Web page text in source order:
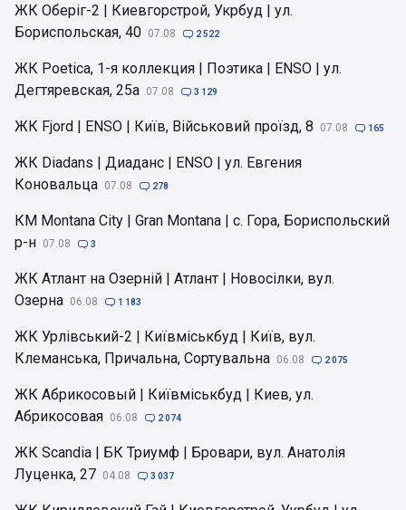
ЖК Оберіг-2 | Киевгорстрой, Укрбуд | ул.
Бориспольская, 40 07.08  2 522
ЖК Poetica, 1-я коллекция | Поэтика | ENSO | ул.
Дегтяревская, 25а 07.08  3 129
ЖК Fjord | ENSO | Київ, Військовий проїзд, 8 07.08  165
ЖК Diadans | Диаданс | ENSO | ул. Евгения
Коновальца 07.08  278
КМ Montana City | Gran Montana | с. Гора, Бориспольский
р-н 07.08  3
ЖК Атлант на Озерній | Атлант | Новосілки, вул.
Озерна 06.08  1 183
ЖК Урлівський-2 | Київміськбуд | Київ, вул.
Клеманська, Причальна, Сортувальна 06.08  2 075
ЖК Абрикосовый | Київміськбуд | Киев, ул.
Абрикосовая 06.08  2 074
ЖК Scandia | БК Триумф | Бровари, вул. Анатолія
Луценка, 27 04.08  3 037